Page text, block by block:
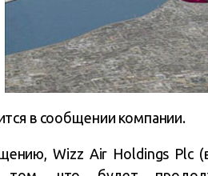
в сообщении компании.
Wizz Air Holdings Plc